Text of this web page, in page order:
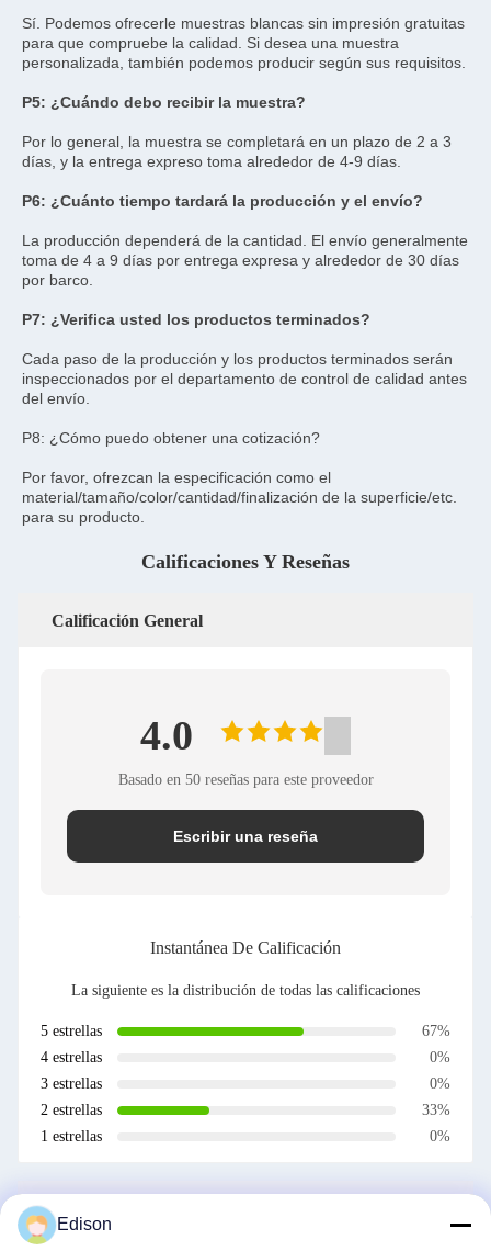
Sí. Podemos ofrecerle muestras blancas sin impresión gratuitas
para que compruebe la calidad. Si desea una muestra
personalizada, también podemos producir según sus requisitos.
P5: ¿Cuándo debo recibir la muestra?
Por lo general, la muestra se completará en un plazo de 2 a 3
días, y la entrega expreso toma alrededor de 4-9 días.
P6: ¿Cuánto tiempo tardará la producción y el envío?
La producción dependerá de la cantidad. El envío generalmente
toma de 4 a 9 días por entrega expresa y alrededor de 30 días
por barco.
P7: ¿Verifica usted los productos terminados?
Cada paso de la producción y los productos terminados serán
inspeccionados por el departamento de control de calidad antes
del envío.
P8: ¿Cómo puedo obtener una cotización?
Por favor, ofrezcan la especificación como el
material/tamaño/color/cantidad/finalización de la superficie/etc.
para su producto.
Calificaciones Y Reseñas
Calificación General
4.0
Basado en 50 reseñas para este proveedor
Escribir una reseña
Instantánea De Calificación
La siguiente es la distribución de todas las calificaciones
5 estrellas
67%
4 estrellas
0%
3 estrellas
0%
2 estrellas
33%
1 estrellas
0%
Todas las reseñas
Edison